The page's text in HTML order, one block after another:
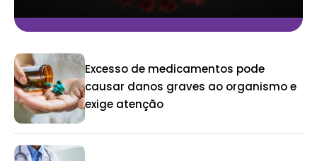
Excesso de medicamentos pode
causar danos graves ao organismo e
exige atenção